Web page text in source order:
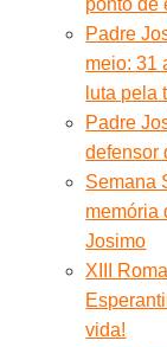
Padre
meio: 31
luta pela
Padre
defensor
Semana
memória
Josimo
XIII
vida!